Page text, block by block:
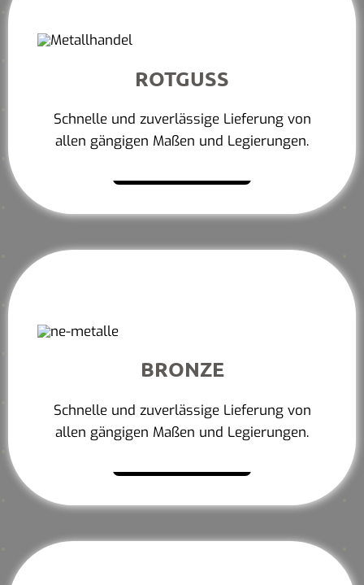
ROTGUSS
Schnelle und zuverlässige Lieferung von
allen gängigen Maßen und Legierungen.
BRONZE
Schnelle und zuverlässige Lieferung von
allen gängigen Maßen und Legierungen.